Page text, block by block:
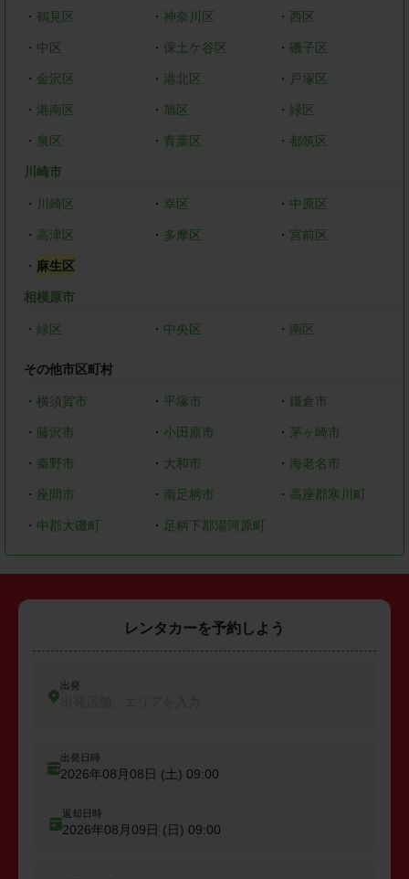
・ 鶴見区 ・ 神奈川区 ・ 西区
・ 中区 ・ 保土ケ谷区 ・磯子区
・ 金沢区 ・ 港北区 ・ 戸塚区
・ 港南区 ・ 旭区 ・ 緑区
・ 泉区 ・ 青葉区 ・ 都筑区
川崎市
・ 川崎区 ・ 幸区 ・ 中原区
・ 高津区 ・ 多摩区 ・ 宮前区
・ 麻生区
相模原市
・ 緑区 ・ 中央区 ・ 南区
その他市区町村
・ 横須賀市 ・ 平塚市 ・ 鎌倉市
・ 藤沢市 ・ 小田原市 ・ 茅ヶ崎市
・ 秦野市 ・ 大和市 ・ 海老名市
・ 座間市 ・ 南足柄市 ・ 高座郡寒川町
・ 中郡大磯町 ・ 足柄下郡湯河原町
レンタカーを予約しよう
出発
出発日時
2026年08月08日 (土) 09:00
返却日時
2026年08月09日 (日) 09:00